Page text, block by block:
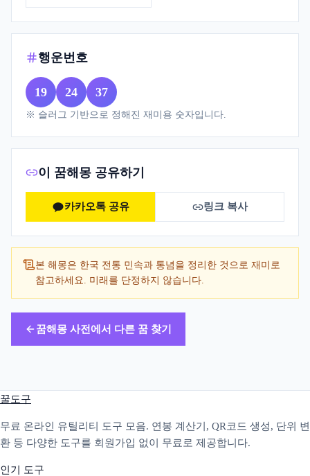
행운번호
19 24 37
※ 슬러그 기반으로 정해진 재미용 숫자입니다.
이 꿈해몽 공유하기
카카오톡 공유 링크 복사
본 해몽은 한국 전통 민속과 통념을 정리한 것으로 재미로
참고하세요. 미래를 단정하지 않습니다.
꿈해몽 사전에서 다른 꿈 찾기
꿀도구
무료 온라인 유틸리티 도구 모음. 연봉 계산기, QR코드 생성, 단위 변
환 등 다양한 도구를 회원가입 없이 무료로 제공합니다.
인기 도구